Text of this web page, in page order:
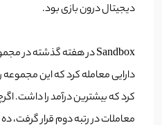
دیجیتال درون بازی بود.